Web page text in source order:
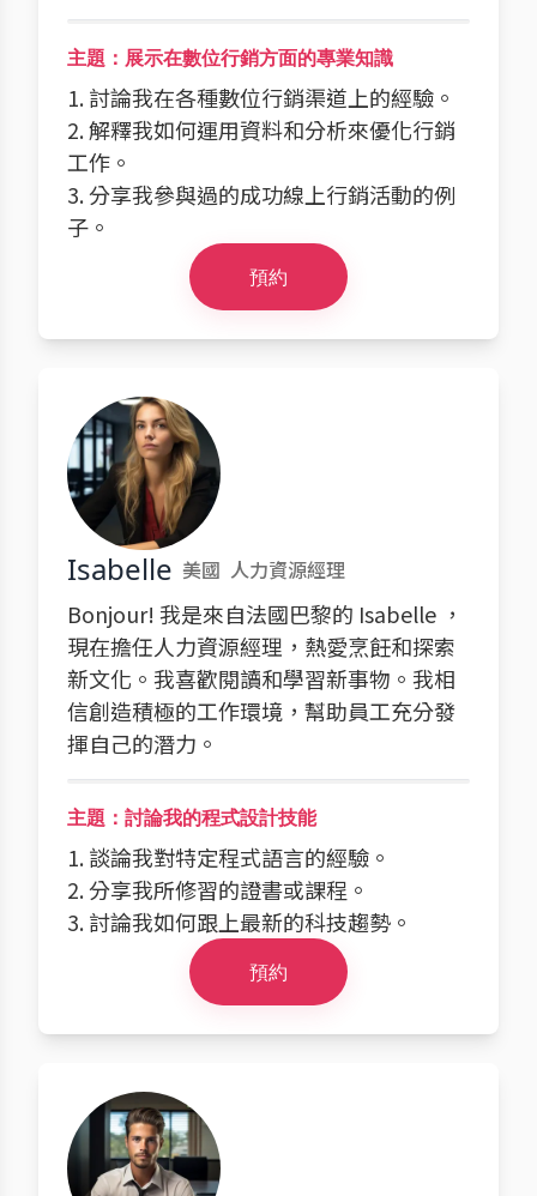
主題：展示在數位行銷方面的專業知識
1. 討論我在各種數位行銷渠道上的經驗。
2. 解釋我如何運用資料和分析來優化行銷
工作。
3. 分享我參與過的成功線上行銷活動的例
子。
預約
Isabelle 美國 人力資源經理
Bonjour! 我是來自法國巴黎的 Isabelle ，
現在擔任人力資源經理，熱愛烹飪和探索
新文化。我喜歡閱讀和學習新事物。我相
信創造積極的工作環境，幫助員工充分發
揮自己的潛力。
主題：討論我的程式設計技能
1. 談論我對特定程式語言的經驗。
2. 分享我所修習的證書或課程。
3. 討論我如何跟上最新的科技趨勢。
預約